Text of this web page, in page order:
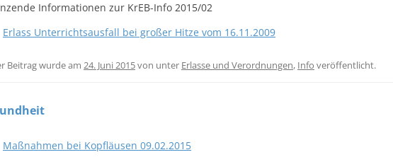
Informationen zur KrEB-Info 2015/02
Erlass Unterrichtsausfall bei großer Hitze vom 16.11.2009
Beitrag wurde am 24. Juni 2015von unter Erlasse und Verordnungen, Info veröffentlicht.
Maßnahmen bei Kopfläusen 09.02.2015